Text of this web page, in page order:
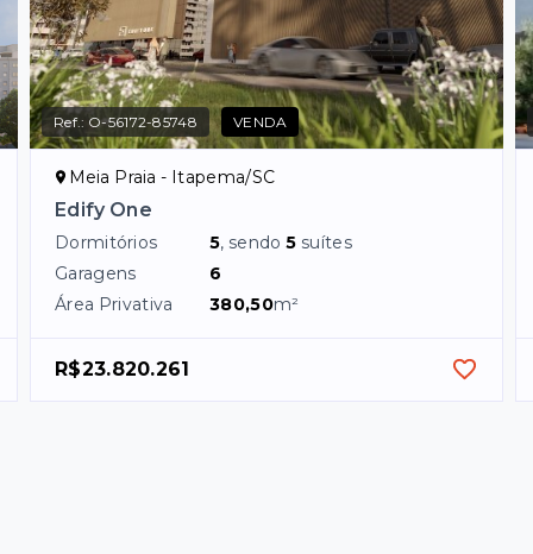
Ref.: O-56172-85748 VENDA
Meia Praia - Itapema/SC
Edify One
Dormitórios 5, sendo5 suítes
Garagens
6
Área Privativa
380,50m²
R$23.820.261